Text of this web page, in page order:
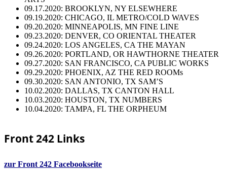
09.17.2020: BROOKLYN, NY ELSEWHERE
09.19.2020: CHICAGO, IL METRO/COLD WAVES
09.20.2020: MINNEAPOLIS, MN FINE LINE
09.23.2020: DENVER, CO ORIENTAL THEATER
09.24.2020: LOS ANGELES, CA THE MAYAN
09.26.2020: PORTLAND, OR HAWTHORNE THEATER
09.27.2020: SAN FRANCISCO, CA PUBLIC WORKS
09.29.2020: PHOENIX, AZ THE RED ROOMs
09.30.2020: SAN ANTONIO, TX SAM’S
10.02.2020: DALLAS, TX CANTON HALL
10.03.2020: HOUSTON, TX NUMBERS
10.04.2020: TAMPA, FL THE ORPHEUM
Front 242 Links
zur Front 242 Facebookseite